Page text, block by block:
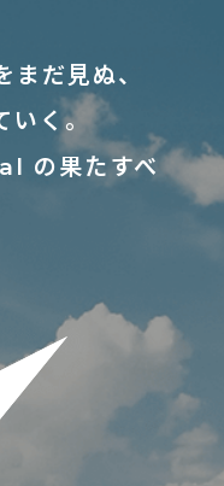
だ見ぬ、
いく。
の果たすべ